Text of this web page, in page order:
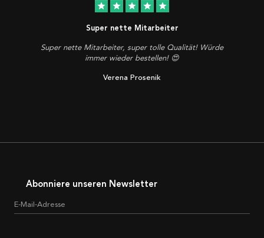
star star star star star
Super nette Mitarbeiter
Super nette Mitarbeiter, super tolle Qualität! Würde
immer wieder bestellen! 😍
Verena Prosenik
Abonniere unseren Newsletter
E-Mail-Adresse